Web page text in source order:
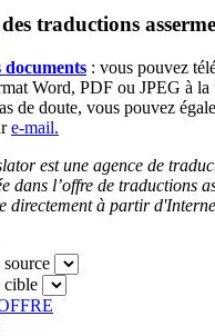
traductions
documents : vous pouvez
Word, PDF ou JPEG à la
de doute, vous pouvez
e-mail.
est une agence de
dans l’offre de traductions
directement à partir
cible